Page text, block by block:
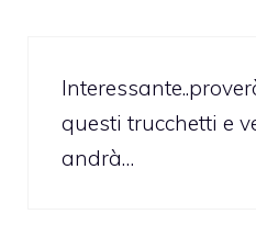
questi trucchetti e
andrà…